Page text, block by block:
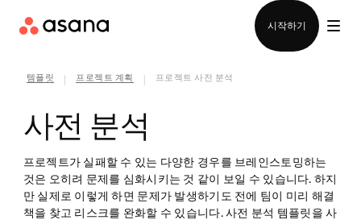
시작하기
템플릿 프로젝트 계획 프로젝트 사전 분석
사전 분석
프로젝트가 실패할 수 있는 다양한 경우를 브레인스토밍하는
것은 오히려 문제를 심화시키는 것 같이 보일 수 있습니다. 하지
만 실제로 이렇게 하면 문제가 발생하기도 전에 팀이 미리 해결
책을 찾고 리스크를 완화할 수 있습니다. 사전 분석 템플릿을 사